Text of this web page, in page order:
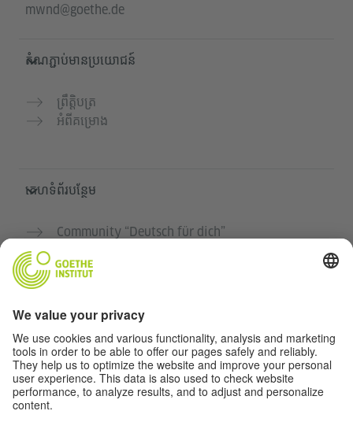
mwnd@goethe.de
តំណភ្ជាប់មានប្រយោជន៍
ព្រឹត្តិបត្រ
អំពីគម្រោង
គេហទំព័របន្ថែម
Community “Deutsch für dich”
វគ្គសិក្សាភាសាអាល្លឺម៉ង់របស់ Goethe-Institut
ភាពឯកជន និងការចូលដំណើរការដោយគ្មានឧបសគ្គ
ការកំណត់ភាពឯកជន